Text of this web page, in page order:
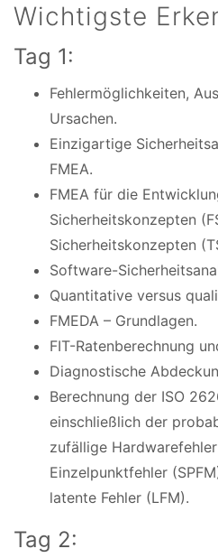
Wichtigste
Tag 1:
Fehlermöglichkeiten,
Ursachen.
Einzigartige
FMEA.
FMEA für die
Sicherheitskonzepten
Sicherheitskonzepten
Software-
Quantitative versus
FMEDA – Grundlagen.
FIT-Ratenberechnung
Diagnostische
Berechnung der ISO
einschließlich der
zufällige
Einzelpunktfehler
latente Fehler (LFM).
Tag 2: